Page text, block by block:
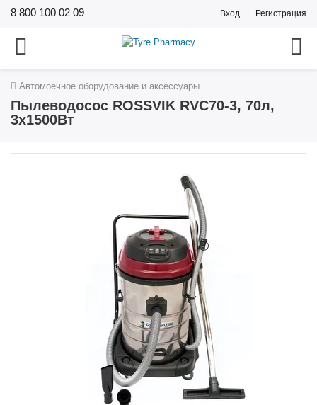
8 800 100 02 09 Вход Регистрация
Автомоечное оборудование и аксессуары
Пылеводосос ROSSVIK RVC70-3, 70л,
3x1500Вт